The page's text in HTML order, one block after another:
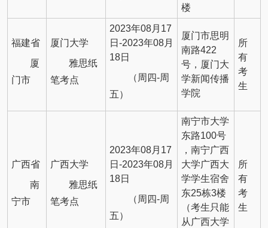
楼
福建省
厦
门市
厦门大学
雅思纸
笔考点
2023年08月17
日-2023年08月
18日
（周四-周
五）
厦门市思明
南路422
号，厦门大
学新闻传播
学院
所
有
考
生
广西省
南
宁市
广西大学
雅思纸
笔考点
2023年08月17
日-2023年08月
18日
（周四-周
五）
南宁市大学
东路100号
，南宁广西
大学广西大
学学生宿舍
东25栋3楼
（考生只能
从广西大学
所
有
考
生